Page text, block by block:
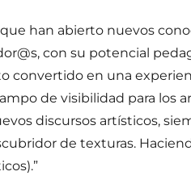
han abierto nuevos
con su potencial
convertido en una
de visibilidad para los
discursos artísticos,
de texturas.